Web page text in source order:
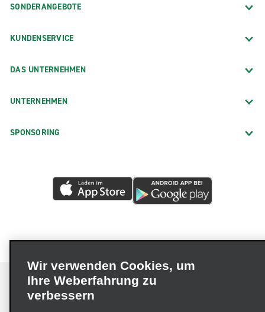
SONDERANGEBOTE
KUNDENSERVICE
DAS UNTERNEHMEN
UNTERNEHMEN
SPONSORING
Wir verwenden Cookies, um
Ihre Weberfahrung zu
verbessern